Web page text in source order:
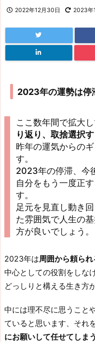
2022年12月30日 2023年
2023年の運勢は停
ここ数年間で拡大
り返り、取捨選択
昨年の運気からの
す。
2023年の停滞、今
自分をもう一度正
す。
足元を見直し動き
た雰囲気で人生の
方が良いでしょう。
2023年は周囲から頼ら
中心としての役割をしな
どっしりと構える生き方
中には理不尽に思うこと
ていると思います、それ
にお願いして任せてしま